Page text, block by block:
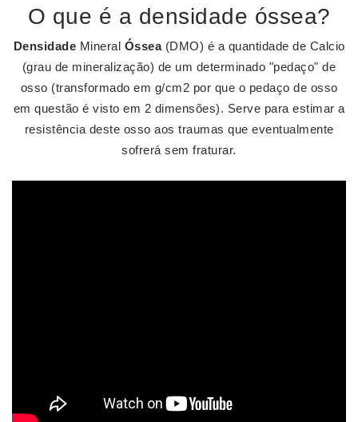
O que é a densidade óssea?
Densidade Mineral Óssea(DMO) é a quantidade de Calcio
(grau de mineralização) de um determinado "pedaço" de
osso (transformado em g/cm2 por que o pedaço de osso
em questão é visto em 2 dimensões). Serve para estimar a
resistência deste osso aos traumas que eventualmente
sofrerá sem fraturar.